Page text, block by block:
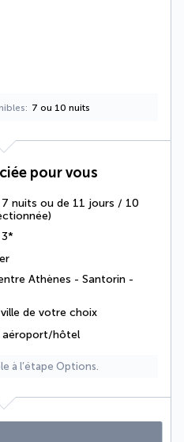
7 ou 10 nuits
pour vous
nuits ou de 11 jours / 10
3*
Athènes - Santorin -
de votre choix
hôtel
à l’étape Options.